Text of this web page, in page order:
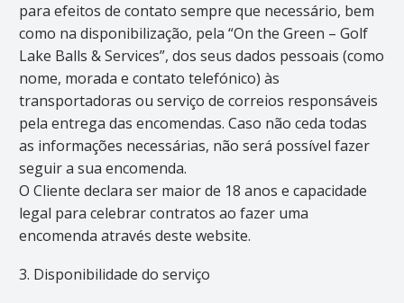
para efeitos de contato sempre que necessário, bem
como na disponibilização, pela “On the Green – Golf
Lake Balls & Services”, dos seus dados pessoais (como
nome, morada e contato telefónico) às
transportadoras ou serviço de correios responsáveis
pela entrega das encomendas. Caso não ceda todas
as informações necessárias, não será possível fazer
seguir a sua encomenda.
O Cliente declara ser maior de 18 anos e capacidade
legal para celebrar contratos ao fazer uma
encomenda através deste website.
3. Disponibilidade do serviço